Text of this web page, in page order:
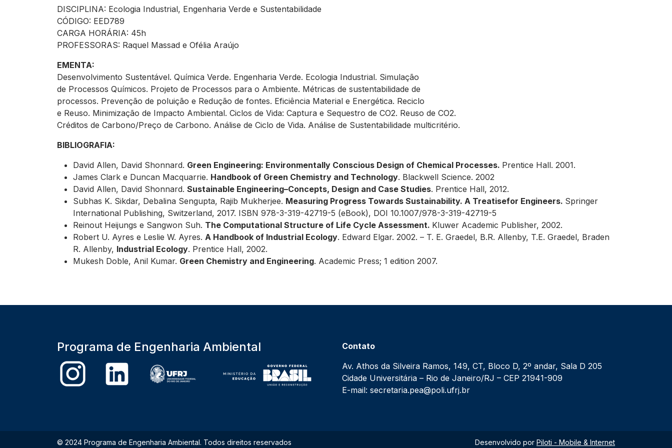
DISCIPLINA: Ecologia Industrial, Engenharia Verde e Sustentabilidade
CÓDIGO: EED789
CARGA HORÁRIA: 45h
PROFESSORAS: Raquel Massad e Ofélia Araújo
EMENTA:
Desenvolvimento Sustentável. Química Verde. Engenharia Verde. Ecologia Industrial. Simulação
de Processos Químicos. Projeto de Processos para o Ambiente. Métricas de sustentabilidade de
processos. Prevenção de poluição e Redução de fontes. Eficiência Material e Energética. Reciclo
e Reuso. Minimização de Impacto Ambiental. Ciclos de Vida: Captura e Sequestro de CO2. Reuso de CO2.
Créditos de Carbono/Preço de Carbono. Análise de Ciclo de Vida. Análise de Sustentabilidade multicritério.
BIBLIOGRAFIA:
David Allen, David Shonnard. Green Engineering: Environmentally Conscious Design of Chemical Processes. Prentice Hall. 2001.
James Clark e Duncan Macquarrie. Handbook of Green Chemistry and Technology. Blackwell Science. 2002
David Allen, David Shonnard. Sustainable Engineering–Concepts, Design and Case Studies. Prentice Hall, 2012.
Subhas K. Sikdar, Debalina Sengupta, Rajib Mukherjee. Measuring Progress Towards Sustainability. A Treatisefor Engineers. Springer
International Publishing, Switzerland, 2017. ISBN 978-3-319-42719-5 (eBook), DOI 10.1007/978-3-319-42719-5
Reinout Heijungs e Sangwon Suh. The Computational Structure of Life Cycle Assessment. Kluwer Academic Publisher, 2002.
Robert U. Ayres e Leslie W. Ayres. A Handbook of Industrial Ecology. Edward Elgar. 2002. – T. E. Graedel, B.R. Allenby, T.E. Graedel, Braden
R. Allenby, Industrial Ecology. Prentice Hall, 2002.
Mukesh Doble, Anil Kumar. Green Chemistry and Engineering. Academic Press; 1 edition 2007.
Programa de Engenharia Ambiental
Contato
Av. Athos da Silveira Ramos, 149, CT, Bloco D, 2º andar, Sala D 205
Cidade Universitária – Rio de Janeiro/RJ – CEP 21941-909
E-mail: secretaria.pea@poli.ufrj.br
© 2024 Programa de Engenharia Ambiental. Todos direitos reservados Desenvolvido por Piloti - Mobile & Internet